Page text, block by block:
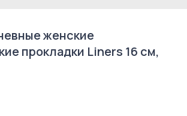
женские
прокладки Liners 16 см,